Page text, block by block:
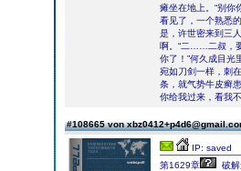
瘫坐在地上。“别你
看见了，一个熟悉
是，许世密来到三
啊。“二……二叔，
你了！”何久成目光
宛如刀剑一样，刺
条，就气势牛皮癣
你给我过来，看我
#108665 von
IP: saved
第1629章
破